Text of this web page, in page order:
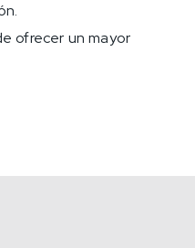
ofrecer un mayor